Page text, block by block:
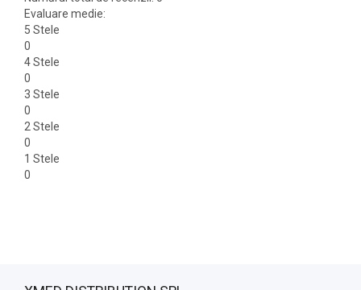
Evaluare medie:
5 Stele
0
4 Stele
0
3 Stele
0
2 Stele
0
1 Stele
0